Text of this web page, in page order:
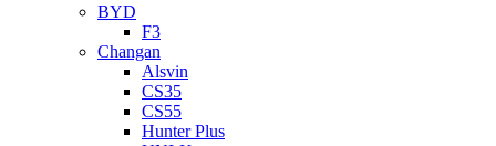
BYD
F3
Changan
Alsvin
CS35
CS55
Hunter Plus